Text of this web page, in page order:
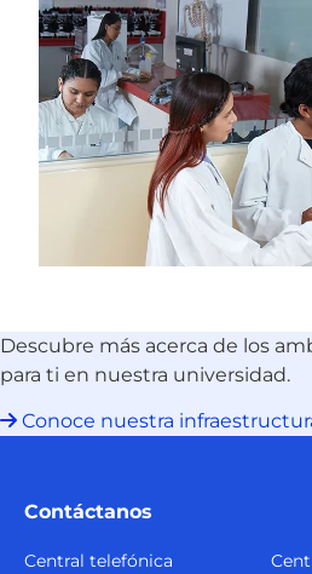
Descubre más acerca de los
para ti en nuestra universidad.
Conoce nuestra
Contáctanos
Central telefónica